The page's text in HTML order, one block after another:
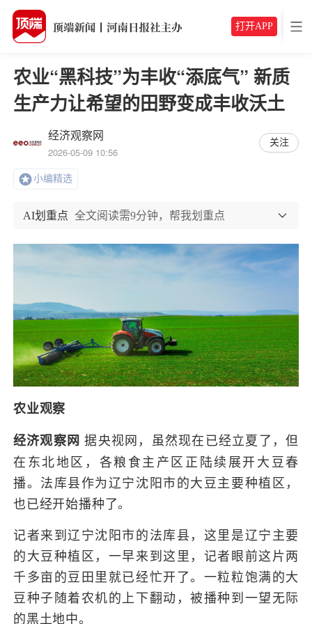
打开APP
农业“黑科技”为丰收“添底气” 新质
生产力让希望的田野变成丰收沃土
经济观察网
2026-05-09 10:56
关注
小编精选
AI划重点 全文阅读需9分钟，帮我划重点
农业观察
经济观察网 据央视网，虽然现在已经立夏了，但
在东北地区，各粮食主产区正陆续展开大豆春
播。法库县作为辽宁沈阳市的大豆主要种植区，
也已经开始播种了。
记者来到辽宁沈阳市的法库县，这里是辽宁主要
的大豆种植区，一早来到这里，记者眼前这片两
千多亩的豆田里就已经忙开了。一粒粒饱满的大
豆种子随着农机的上下翻动，被播种到一望无际
的黑土地中。